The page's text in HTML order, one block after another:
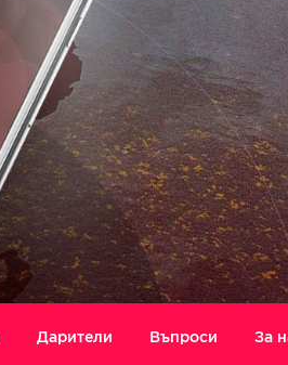
Дарители Въпроси За